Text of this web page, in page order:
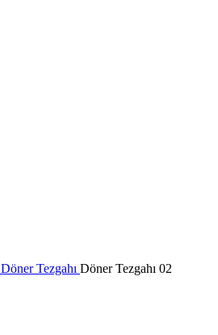
Döner Tezgahı Döner Tezgahı 02